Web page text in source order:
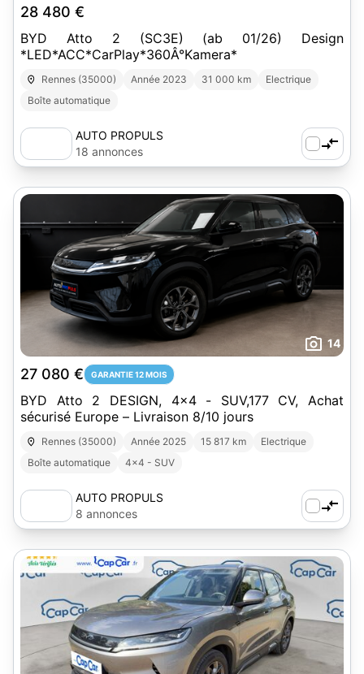
28 480 €
BYD Atto 2 (SC3E) (ab 01/26) Design
*LED*ACC*CarPlay*360Â°Kamera*
Rennes (35000) Année 2023 31 000 km
Electrique
Boîte automatique
AUTO PROPULS
18 annonces
14
27 080 € GARANTIE 12 MOIS
BYD Atto 2 DESIGN, 4x4 - SUV,177 CV, Achat
sécurisé Europe – Livraison 8/10 jours
Rennes (35000) Année 2025 15 817 km
Electrique
Boîte automatique
4x4 - SUV
AUTO PROPULS
8 annonces